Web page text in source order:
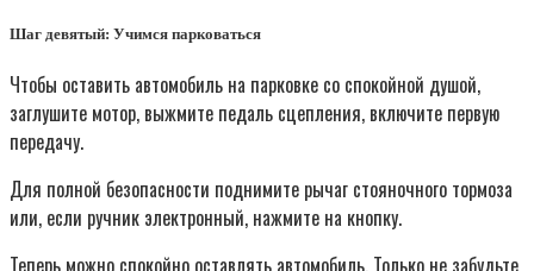
Шаг девятый: Учимся парковаться
Чтобы оставить автомобиль на парковке со спокойной душой,
заглушите мотор, выжмите педаль сцепления, включите первую
передачу.
Для полной безопасности поднимите рычаг стояночного тормоза
или, если ручник электронный, нажмите на кнопку.
Теперь можно спокойно оставлять автомобиль. Только не забудьте